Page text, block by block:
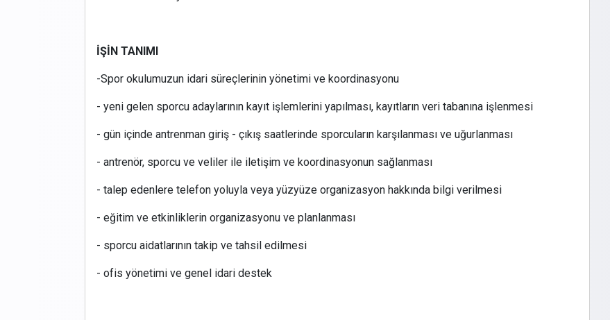
İŞİN TANIMI
-Spor okulumuzun idari süreçlerinin yönetimi ve koordinasyonu
- yeni gelen sporcu adaylarının kayıt işlemlerini yapılması, kayıtların veri tabanına işlenmesi
- gün içinde antrenman giriş - çıkış saatlerinde sporcuların karşılanması ve uğurlanması
- antrenör, sporcu ve veliler ile iletişim ve koordinasyonun sağlanması
- talep edenlere telefon yoluyla veya yüzyüze organizasyon hakkında bilgi verilmesi
- eğitim ve etkinliklerin organizasyonu ve planlanması
- sporcu aidatlarının takip ve tahsil edilmesi
- ofis yönetimi ve genel idari destek